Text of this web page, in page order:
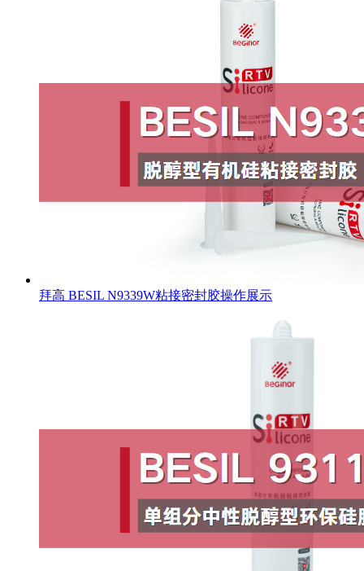
拜高 BESIL N9339W粘接密封胶操作展示